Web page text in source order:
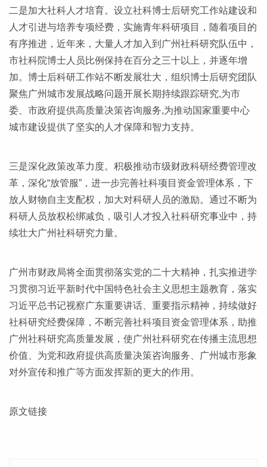
二是加大社科人才培育。设立社科博士后研究工作站建设和
人才引进与培养专项经费，实施青年科研项目，随着项目的
有序推进，近年来，大量人才加入到广州社科研究队伍中，
市社科院博士人员比例保持在百分之三十以上，并逐年增
加。博士后科研工作站不断发展壮大，组织博士后研究团队
聚焦广州城市发展战略问题开展长期持续跟踪研究,为市
委、市政府提供高质量决策咨询服务,为推动国家重要中心
城市建设提供了坚实的人才保障和智力支持。
三是深化政策改革力度。积极推动市级财政科研经费管理改
革，深化“放管服”，进一步完善社科项目资金管理体系，下
放人财物自主支配权，加大对科研人员的激励。通过不断为
科研人员放权松绑减负，吸引人才投入社科研究事业中，持
续壮大广州社科研究力量。
广州市财政局将全面贯彻落实党的二十大精神，扎实推进学
习贯彻习近平新时代中国特色社会主义思想主题教育，落实
习近平总书记视察广东重要讲话、重要指示精神，持续做好
社科研究经费保障，不断完善社科项目资金管理体系，助推
广州社科研究高质量发展，使广州社科研究在传播主流思想
价值、为党和政府提供高质量决策咨询服务、广州城市形象
对外宣传和推广等方面发挥新的更大的作用。
原文链接